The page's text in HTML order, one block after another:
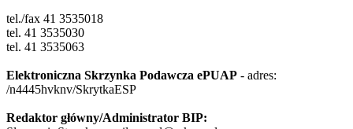
tel./fax 41 3535018
tel. 41 3535030
tel. 41 3535063
Elektroniczna Skrzynka Podawcza ePUAP - adres:
/n4445hvknv/SkrytkaESP
Redaktor główny/Administrator BIP: